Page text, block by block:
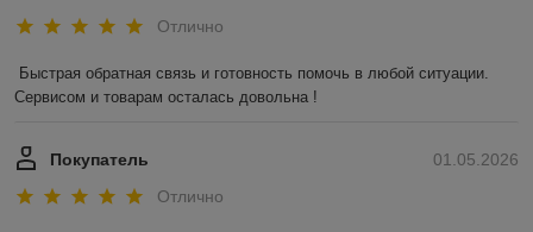
Отлично
Быстрая обратная связь и готовность помочь в любой ситуации.
Сервисом и товарам осталась довольна !
01.05.2026
Покупатель
Отлично